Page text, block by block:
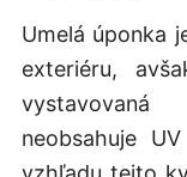
Umelá úponka
exteriéru,
neobsahuje